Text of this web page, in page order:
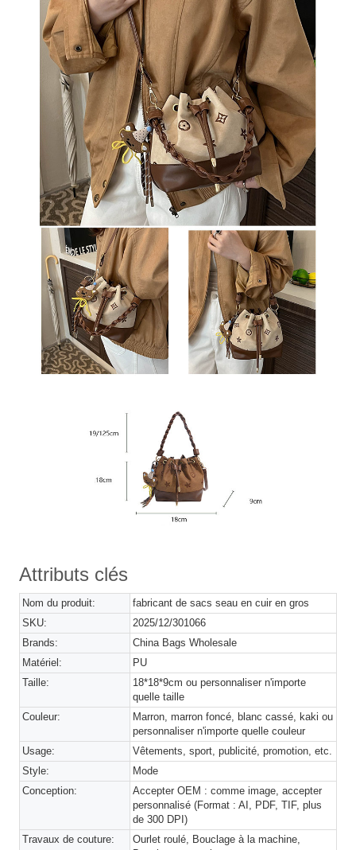
Attributs clés
Nom du produit:
fabricant de sacs seau en cuir en gros
SKU:
2025/12/301066
Brands:
China Bags Wholesale
Matériel:
PU
Taille:
18*18*9cm ou personnaliser n'importe
quelle taille
Couleur:
Marron, marron foncé, blanc cassé, kaki ou
personnaliser n'importe quelle couleur
Usage:
Vêtements, sport, publicité, promotion, etc.
Style:
Mode
Conception:
Accepter OEM : comme image, accepter
personnalisé (Format : AI, PDF, TIF, plus
de 300 DPI)
Travaux de couture:
Ourlet roulé, Bouclage à la machine,